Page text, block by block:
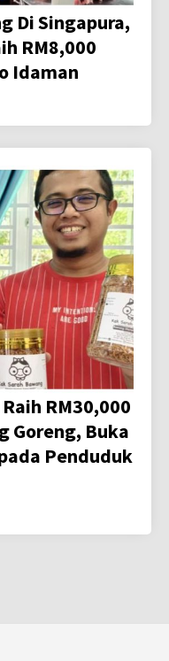
Di Singapura,
RM8,000
Idaman
RM30,000
Goreng, Buka
Penduduk